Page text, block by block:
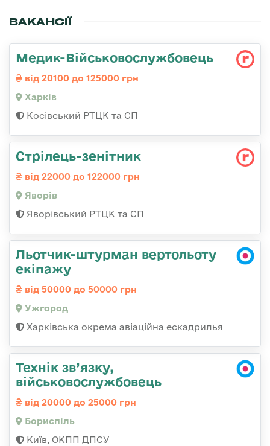
ВАКАНСІЇ
Медик-Військовослужбовець
від 20100 до 125000 грн
Харків
Косівський РТЦК та СП
Стрілець-зенітник
від 22000 до 122000 грн
Яворів
Яворівський РТЦК та СП
Льотчик-штурман вертольоту
екіпажу
від 50000 до 50000 грн
Ужгород
Харківська окрема авіаційна ескадрилья
Технік зв’язку,
військовослужбовець
від 20000 до 25000 грн
Бориспіль
Київ, ОКПП ДПСУ